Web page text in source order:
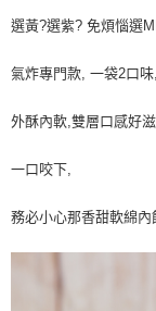
選黃?選紫? 免煩惱選
氣炸專門款, 一袋2口
外酥內軟,雙層口感好
一口咬下,
務必小心那香甜軟綿